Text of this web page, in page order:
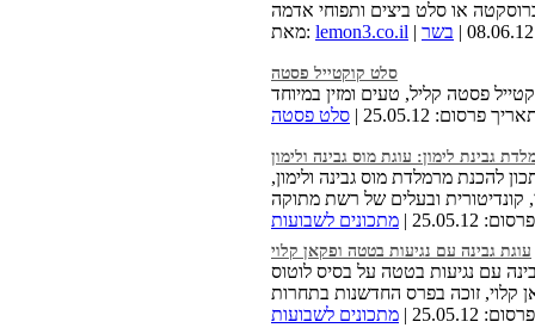
מאת: lemon3.co.il בשר
סלט קוקטייל פסטה
פרסום: 25.05.12 | סלט פסטה
גבינת לימון: עוגת מוס גבינה ולימון
להכנת מרמלדת מוס גבינה ולימון,
25.05.12 | מתכונים לשבועות
עוגת גבינה עם נגיעות בטטה ופקאן קלוי
עם נגיעות בטטה על בסיס לוטוס
25.05.12 | מתכונים לשבועות